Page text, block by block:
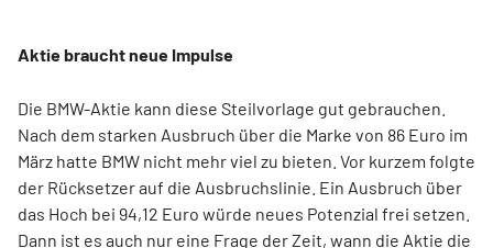
Aktie braucht neue Impulse
Die BMW-Aktie kann diese Steilvorlage gut gebrauchen.
Nach dem starken Ausbruch über die Marke von 86 Euro im
März hatte BMW nicht mehr viel zu bieten. Vor kurzem folgte
der Rücksetzer auf die Ausbruchslinie. Ein Ausbruch über
das Hoch bei 94,12 Euro würde neues Potenzial frei setzen.
Dann ist es auch nur eine Frage der Zeit, wann die Aktie die